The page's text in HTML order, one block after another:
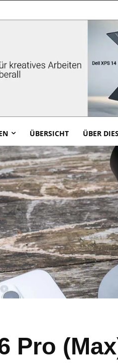
ÜBERSICHT ÜBER
Pro